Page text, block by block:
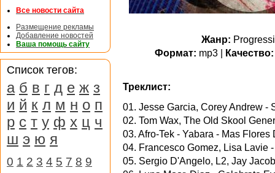
Жанр:
Формат: mp3 | Качество:
Треклист:
01. Jesse Garcia, Corey Andrew -
02. Tom Wax, The Old Skool
03. Afro-Tek - Yabara - Mas Flores
04. Francesco Gomez, Lisa Lavie
05. Sergio D'Angelo, L2, Jay
Все новости сайта
Размещение рекламы
Добавление новостей
Ваша помощь сайту
Список тегов:
а б в г д е ж з
и й к л м н о п
р с т у ф х ц ч
ш э ю я
0 1 2 3 4 5 7 8 9